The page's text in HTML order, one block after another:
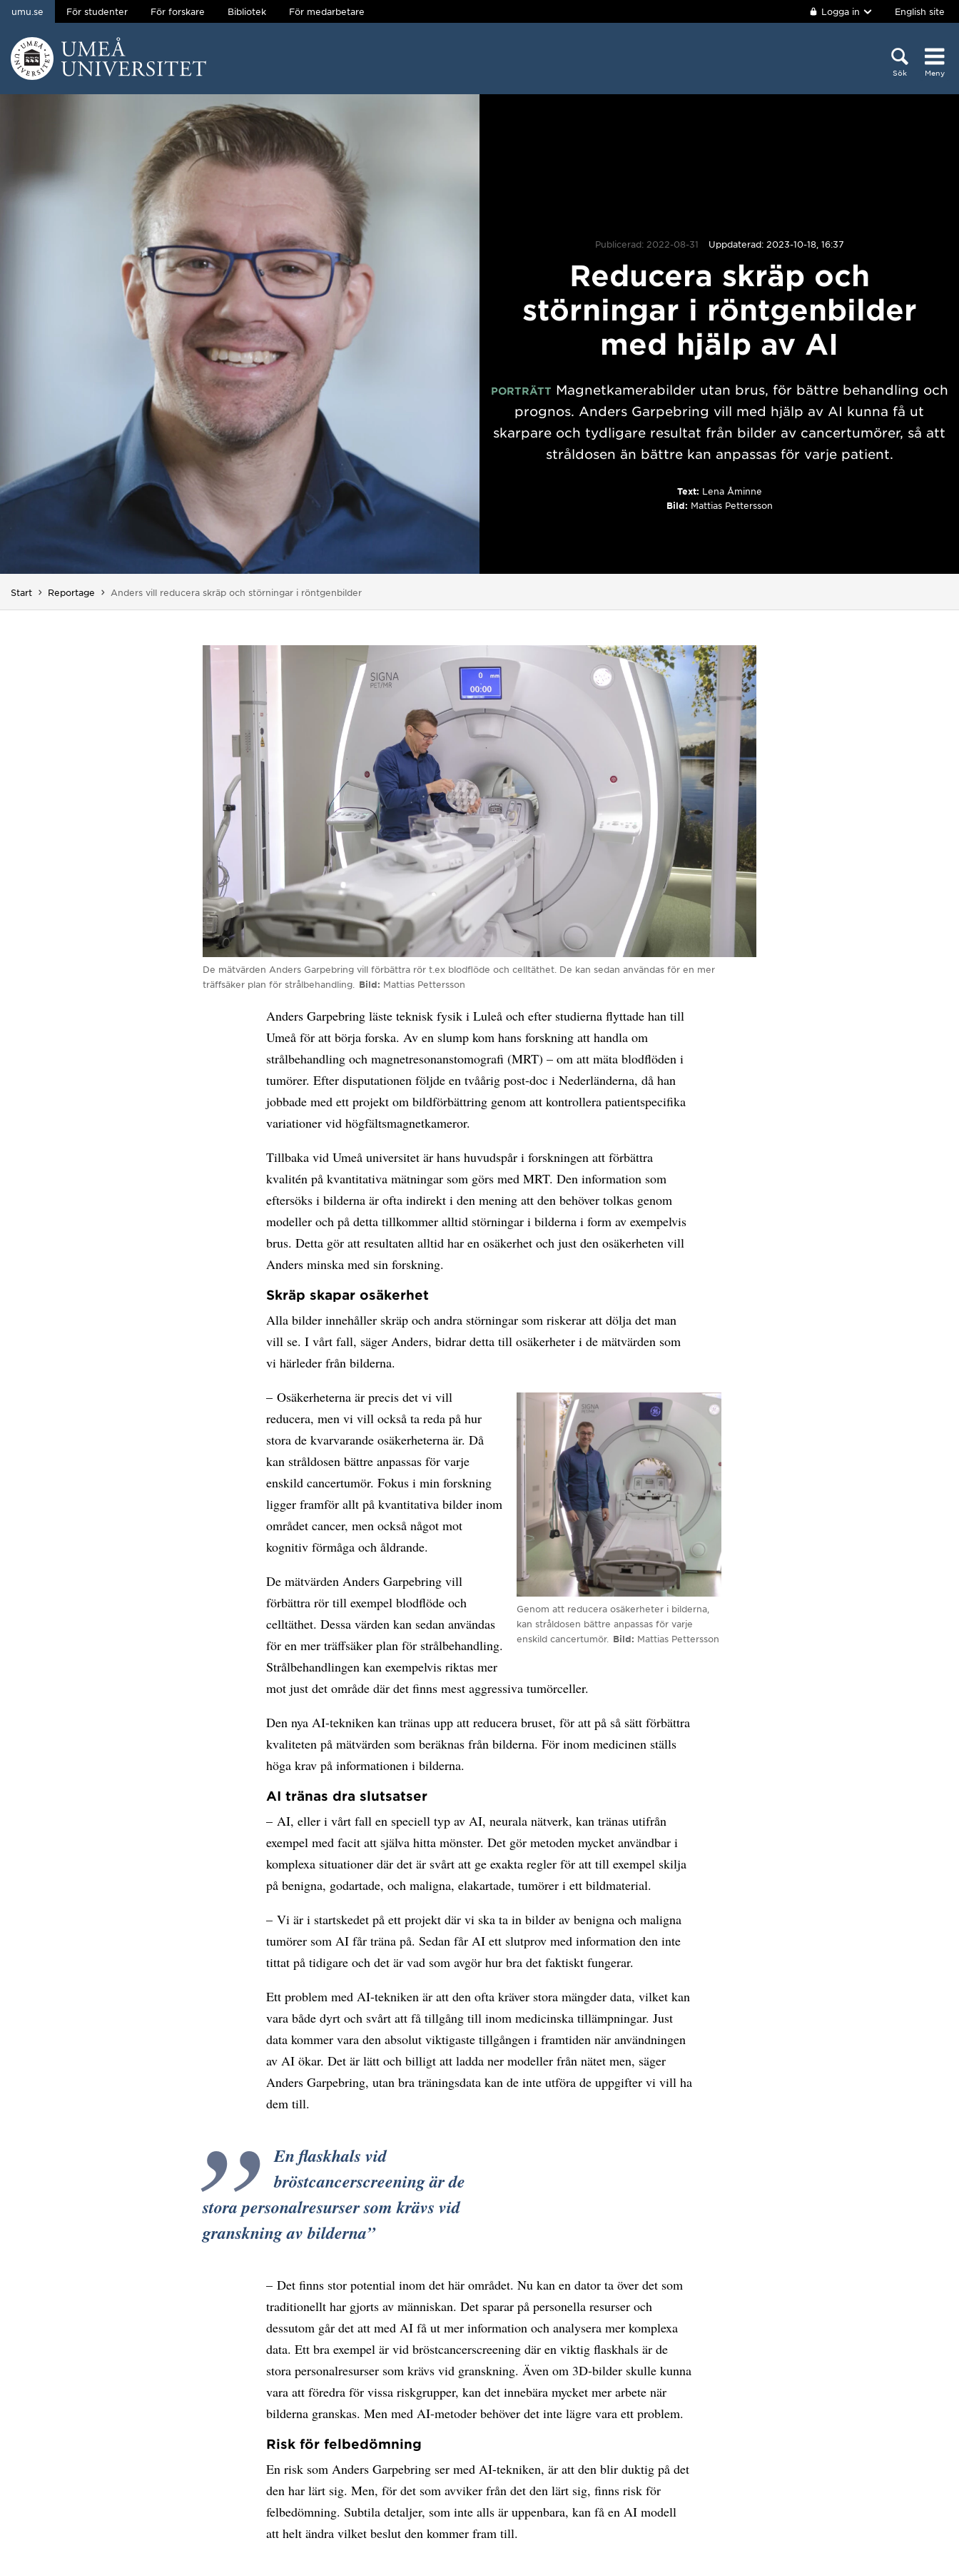
Hoppa direkt till innehållet
umu.se För studenter För forskare Bibliotek För medarbetare Logga in English site
Sök Meny
Publicerad: 2022-08-31 Uppdaterad: 2023-10-18, 16:37
Reducera skräp och
störningar i röntgenbilder
med hjälp av AI
PORTRÄTT Magnetkamerabilder utan brus, för bättre behandling och
prognos. Anders Garpebring vill med hjälp av AI kunna få ut
skarpare och tydligare resultat från bilder av cancertumörer, så att
stråldosen än bättre kan anpassas för varje patient.
Text: Lena Åminne
Bild: Mattias Pettersson
Start Reportage Du är här:
Anders vill reducera skräp och störningar i röntgenbilder
De mätvärden Anders Garpebring vill förbättra rör t.ex blodflöde och celltäthet. De kan sedan användas för en mer
träffsäker plan för strålbehandling.
Bild Mattias Pettersson
Anders Garpebring läste teknisk fysik i Luleå och efter studierna flyttade han till
Umeå för att börja forska. Av en slump kom hans forskning att handla om
strålbehandling och magnetresonanstomografi (MRT) – om att mäta blodflöden i
tumörer. Efter disputationen följde en tvåårig post-doc i Nederländerna, då han
jobbade med ett projekt om bildförbättring genom att kontrollera patientspecifika
variationer vid högfältsmagnetkameror.
Tillbaka vid Umeå universitet är hans huvudspår i forskningen att förbättra
kvalitén på kvantitativa mätningar som görs med MRT. Den information som
eftersöks i bilderna är ofta indirekt i den mening att den behöver tolkas genom
modeller och på detta tillkommer alltid störningar i bilderna i form av exempelvis
brus. Detta gör att resultaten alltid har en osäkerhet och just den osäkerheten vill
Anders minska med sin forskning.
Skräp skapar osäkerhet
Alla bilder innehåller skräp och andra störningar som riskerar att dölja det man
vill se. I vårt fall, säger Anders, bidrar detta till osäkerheter i de mätvärden som
vi härleder från bilderna.
Genom att reducera osäkerheter i bilderna,
kan stråldosen bättre anpassas för varje
enskild cancertumör. Bild Mattias Pettersson
– Osäkerheterna är precis det vi vill
reducera, men vi vill också ta reda på hur
stora de kvarvarande osäkerheterna är. Då
kan stråldosen bättre anpassas för varje
enskild cancertumör. Fokus i min forskning
ligger framför allt på kvantitativa bilder inom
området cancer, men också något mot
kognitiv förmåga och åldrande.
De mätvärden Anders Garpebring vill
förbättra rör till exempel blodflöde och
celltäthet. Dessa värden kan sedan användas
för en mer träffsäker plan för strålbehandling.
Strålbehandlingen kan exempelvis riktas mer
mot just det område där det finns mest aggressiva tumörceller.
Den nya AI-tekniken kan tränas upp att reducera bruset, för att på så sätt förbättra
kvaliteten på mätvärden som beräknas från bilderna. För inom medicinen ställs
höga krav på informationen i bilderna.
AI tränas dra slutsatser
– AI, eller i vårt fall en speciell typ av AI, neurala nätverk, kan tränas utifrån
exempel med facit att själva hitta mönster. Det gör metoden mycket användbar i
komplexa situationer där det är svårt att ge exakta regler för att till exempel skilja
på benigna, godartade, och maligna, elakartade, tumörer i ett bildmaterial.
– Vi är i startskedet på ett projekt där vi ska ta in bilder av benigna och maligna
tumörer som AI får träna på. Sedan får AI ett slutprov med information den inte
tittat på tidigare och det är vad som avgör hur bra det faktiskt fungerar.
Ett problem med AI-tekniken är att den ofta kräver stora mängder data, vilket kan
vara både dyrt och svårt att få tillgång till inom medicinska tillämpningar. Just
data kommer vara den absolut viktigaste tillgången i framtiden när användningen
av AI ökar. Det är lätt och billigt att ladda ner modeller från nätet men, säger
Anders Garpebring, utan bra träningsdata kan de inte utföra de uppgifter vi vill ha
dem till.
En flaskhals vid
bröstcancerscreening är de
stora personalresurser som krävs vid
granskning av bilderna
– Det finns stor potential inom det här området. Nu kan en dator ta över det som
traditionellt har gjorts av människan. Det sparar på personella resurser och
dessutom går det att med AI få ut mer information och analysera mer komplexa
data. Ett bra exempel är vid bröstcancerscreening där en viktig flaskhals är de
stora personalresurser som krävs vid granskning. Även om 3D-bilder skulle kunna
vara att föredra för vissa riskgrupper, kan det innebära mycket mer arbete när
bilderna granskas. Men med AI-metoder behöver det inte lägre vara ett problem.
Risk för felbedömning
En risk som Anders Garpebring ser med AI-tekniken, är att den blir duktig på det
den har lärt sig. Men, för det som avviker från det den lärt sig, finns risk för
felbedömning. Subtila detaljer, som inte alls är uppenbara, kan få en AI modell
att helt ändra vilket beslut den kommer fram till.